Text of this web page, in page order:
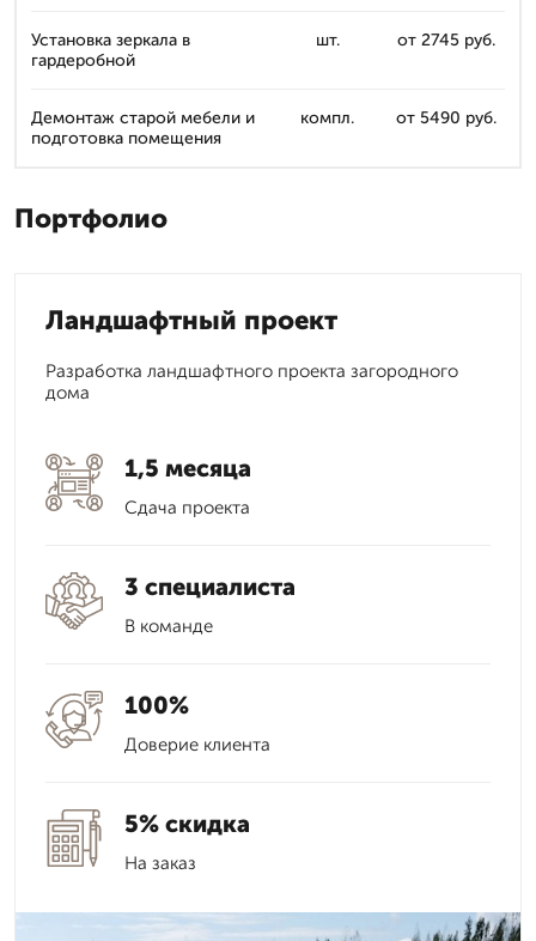
Установка зеркала в
гардеробной
шт. от 2745 руб.
Демонтаж старой мебели и
подготовка помещения
компл. от 5490 руб.
Портфолио
Ландшафтный проект
Разработка ландшафтного проекта загородного
дома
1,5 месяца
Сдача проекта
3 специалиста
В команде
100%
Доверие клиента
5% скидка
На заказ